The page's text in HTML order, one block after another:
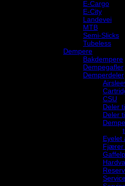
E-Cargo
E-City
Landevei
MTB
Semi-Slicks
Tubeless
Dempere
Bakdempere
Dempegafler
Demperdeler
CSU
Deler
Deler
Eyelet
Fjærer